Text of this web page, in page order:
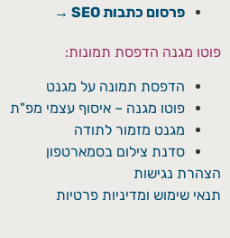
פרסום כתבות SEO →
פוטו מגנה הדפסת תמונות:
הדפסת תמונה על מגנט
פוטו מגנה – איסוף עצמי מפ"ת
מגנט מזמור לתודה
סדנת צילום בסמארטפון
הצהרת נגישות
תנאי שימוש ומדיניות פרטיות